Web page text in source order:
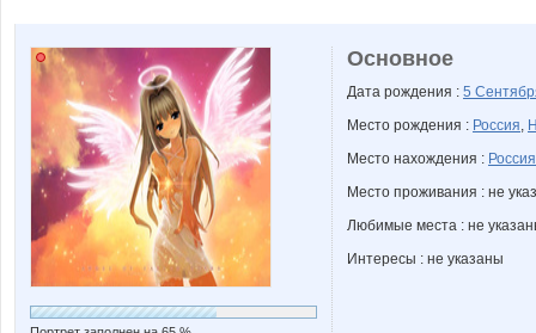
Основное
Дата рождения : 5
Место рождения : Россия,
Место нахождения : Россия
Место проживания : не
Любимые места : не
Интересы : не указаны